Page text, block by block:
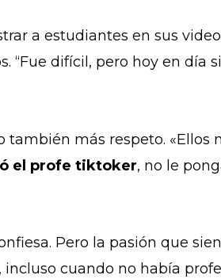
a estudiantes en sus
“Fue difícil, pero hoy en día
más respeto. «Ellos
el profe tiktoker, no le
Pero la pasión que
, incluso cuando no había